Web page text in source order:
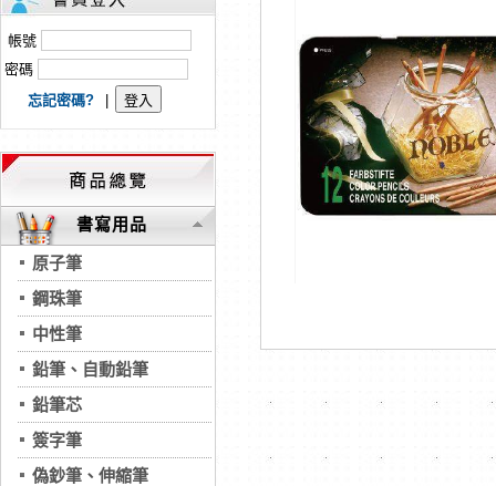
本網站免費註冊，所標示的商品單價皆為“未稅價格”；本公司保有是否接單出
匯款客戶請注意！因商品繁複來不及發現短缺，遂待客服人員跟您確認訂單
本網站免費註冊，所標示的商品單價皆為“未稅價格”；本公司保有是否接單出
帳號
密碼
忘記密碼?
書寫用品
原子筆
鋼珠筆
中性筆
鉛筆、自動鉛筆
鉛筆芯
簽字筆
偽鈔筆、伸縮筆